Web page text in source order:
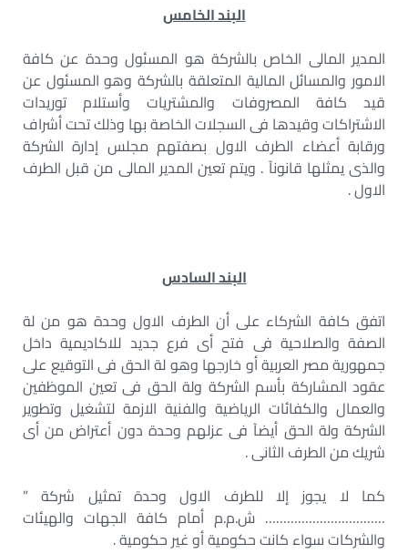
البند الخامس
المدير المالى الخاص بالشركة هو المسئول وحدة عن كافة
الامور والمسائل المالية المتعلقة بالشركة وهو المسئول عن
قيد كافة المصروفات والمشتريات وأستلام توريدات
الاشتراكات وقيدها فى السجلات الخاصة بها وذلك تحت أشراف
ورقابة أعضاء الطرف الاول بصفتهم مجلس إدارة الشركة
والذى يمثلها قانونآ . ويتم تعين المدير المالى من قبل الطرف
الاول .
البند السادس
اتفق كافة الشركاء على أن الطرف الاول وحدة هو من لة
الصفة والصلاحية فى فتح أى فرع جديد للاكاديمية داخل
جمهورية مصر العربية أو خارجها وهو لة الحق فى التوقيع على
عقود المشاركة بأسم الشركة ولة الحق فى تعين الموظفين
والعمال والكفائات الرياضية والفنية الازمة لتشغيل وتطوير
الشركة ولة الحق أيضآ فى عزلهم وحدة دون أعتراض من أى
شريك من الطرف الثانى .
كما لا يجوز إلا للطرف الاول وحدة تمثيل شركة ”
…………………………… ش.م.م أمام كافة الجهات والهيئات
والشركات سواء كانت حكومية أو غير حكومية .